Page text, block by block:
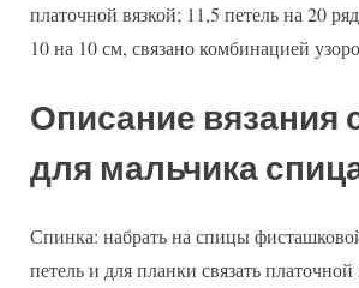
платочной вязкой; 11,5 петель на 20
10 на 10 см, связано комбинацией
Описание вязания
для мальчика
Спинка: набрать на спицы
петель и для планки связать